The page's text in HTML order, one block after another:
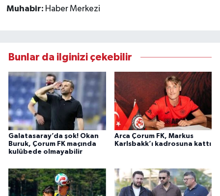
Muhabir: Haber Merkezi
Bunlar da ilginizi çekebilir
Galatasaray’da şok! Okan
Buruk, Çorum FK maçında
kulübede olmayabilir
Arca Çorum FK, Markus
Karlsbakk’ı kadrosuna kattı